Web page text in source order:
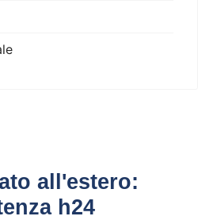
all'estero:
h24